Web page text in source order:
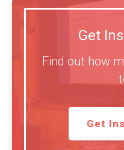
Get
Find out how
Get